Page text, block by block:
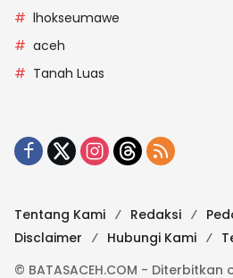
lhokseumawe
aceh
Tanah Luas
Tentang Kami Redaksi
Disclaimer
Hubungi Kami
© BATASACEH.COM - Diterbitkan